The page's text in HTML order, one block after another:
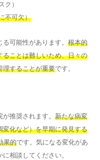
ク）
不可欠）
可能性があります。 根本的
ことは難しいため、日々の
理することが重要です。
推奨されます。 新たな病変
化など）を早期に発見する
果的です。気になる変化があ
相談してください。